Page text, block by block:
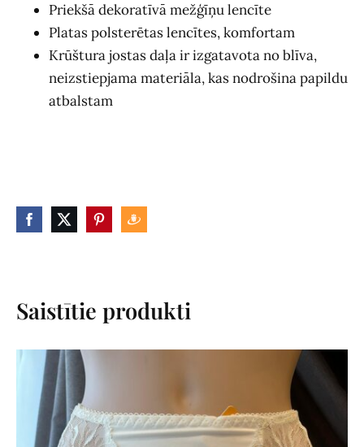
Priekšā dekoratīvā mežģīņu lencīte
Platas polsterētas lencītes, komfortam
Krūštura jostas daļa ir izgatavota no blīva,
neizstiepjama materiāla, kas nodrošina papildu
atbalstam
Saistītie produkti